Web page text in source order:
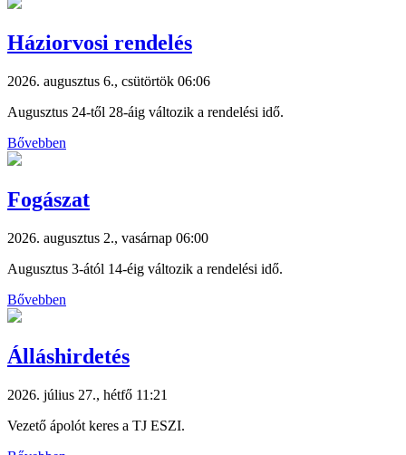
Háziorvosi rendelés
2026. augusztus 6., csütörtök 06:06
Augusztus 24-től 28-áig változik a rendelési idő.
Bővebben
Fogászat
2026. augusztus 2., vasárnap 06:00
Augusztus 3-ától 14-éig változik a rendelési idő.
Bővebben
Álláshirdetés
2026. július 27., hétfő 11:21
Vezető ápolót keres a TJ ESZI.